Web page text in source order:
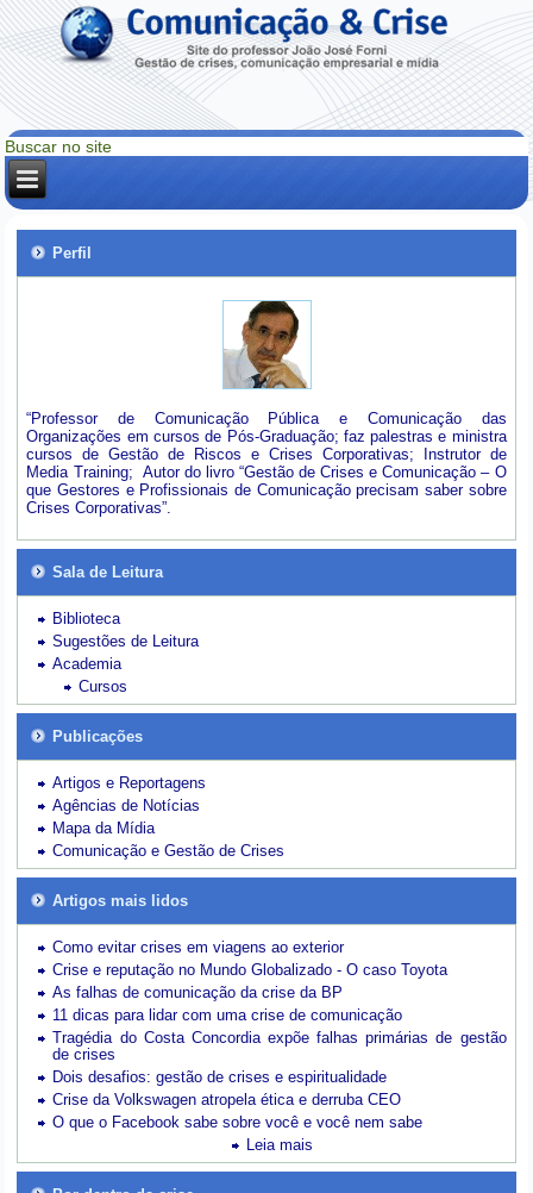
Perfil
“Professor de Comunicação Pública e Comunicação das
Organizações em cursos de Pós-Graduação; faz palestras e ministra
cursos de Gestão de Riscos e Crises Corporativas; Instrutor de
Media Training; Autor do livro “Gestão de Crises e Comunicação – O
que Gestores e Profissionais de Comunicação precisam saber sobre
Crises Corporativas”.
Sala de Leitura
Biblioteca
Sugestões de Leitura
Academia
Cursos
Publicações
Artigos e Reportagens
Agências de Notícias
Mapa da Mídia
Comunicação e Gestão de Crises
Artigos mais lidos
Como evitar crises em viagens ao exterior
Crise e reputação no Mundo Globalizado - O caso Toyota
As falhas de comunicação da crise da BP
11 dicas para lidar com uma crise de comunicação
Tragédia do Costa Concordia expõe falhas primárias de gestão
de crises
Dois desafios: gestão de crises e espiritualidade
Crise da Volkswagen atropela ética e derruba CEO
O que o Facebook sabe sobre você e você nem sabe
Leia mais